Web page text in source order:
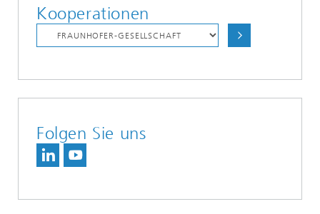
Kooperationen
Folgen Sie uns